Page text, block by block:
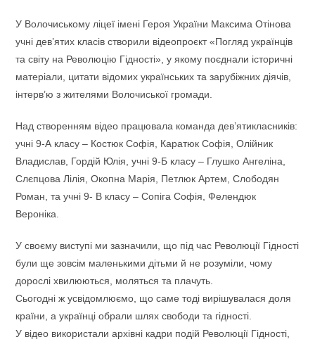
У Волочиському ліцеї імені Героя України Максима Отінова
учні дев’ятих класів створили відеопроєкт «Погляд українців
та світу на Революцію Гідності», у якому поєднали історичні
матеріали, цитати відомих українських та зарубіжних діячів,
інтерв’ю з жителями Волочиської громади.
Над створенням відео працювала команда дев’ятикласників:
учні 9-А класу – Костюк Софія, Каратюк Софія, Олійник
Владислав, Гордій Юлія, учні 9-Б класу – Глушко Ангеліна,
Слєпцова Лілія, Окопна Марія, Петлюк Артем, Слободян
Роман, та учні 9- В класу – Сопіга Софія, Фелендюк
Вероніка.
У своєму виступі ми зазначили, що під час Революції Гідності
були ще зовсім маленькими дітьми й не розуміли, чому
дорослі хвилюються, моляться та плачуть.
Сьогодні ж усвідомлюємо, що саме тоді вирішувалася доля
країни, а українці обрали шлях свободи та гідності.
У відео використали архівні кадри подій Революції Гідності,